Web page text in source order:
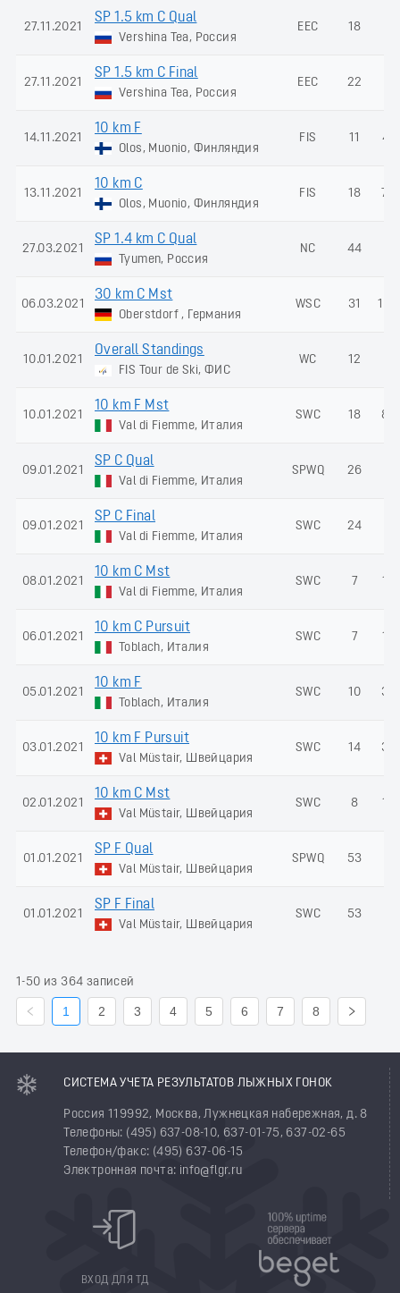
27.11.2021
SP 1.5 km C Qual
Vershina Tea, Россия
EEC 18
27.11.2021
SP 1.5 km C Final
Vershina Tea, Россия
EEC 22
14.11.2021
10 km F
Olos, Muonio, Финляндия
FIS 11
13.11.2021
10 km C
Olos, Muonio, Финляндия
FIS 18
27.03.2021
SP 1.4 km C Qual
Tyumen, Россия
NC 44
06.03.2021
30 km C Mst
Oberstdorf , Германия
WSC 31
10.01.2021
Overall Standings
FIS Tour de Ski, ФИС
WC 12
10.01.2021
10 km F Mst
Val di Fiemme, Италия
SWC 18
09.01.2021
SP C Qual
Val di Fiemme, Италия
SPWQ 26
09.01.2021
SP C Final
Val di Fiemme, Италия
SWC 24
08.01.2021
10 km C Mst
Val di Fiemme, Италия
SWC 7
06.01.2021
10 km C Pursuit
Toblach, Италия
SWC 7
05.01.2021
10 km F
Toblach, Италия
SWC 10
03.01.2021
10 km F Pursuit
Val Müstair, Швейцария
SWC 14
02.01.2021
10 km C Mst
Val Müstair, Швейцария
SWC 8
01.01.2021
SP F Qual
Val Müstair, Швейцария
SPWQ 53
01.01.2021
SP F Final
Val Müstair, Швейцария
SWC 53
1-50 из 364 записей
1 2 3 4 5 6 7 8
СИСТЕМА УЧЕТА РЕЗУЛЬТАТОВ ЛЫЖНЫХ ГОНОК
Россия 119992, Москва, Лужнецкая набережная, д. 8
Телефоны: (495) 637-08-10, 637-01-75, 637-02-65
Телефон/факс: (495) 637-06-15
Электронная почта: info@flgr.ru
ВХОД ДЛЯ ТД